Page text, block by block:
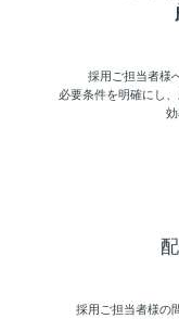
採用ご担当者様
必要条件を明確にし
採用ご担当者様の